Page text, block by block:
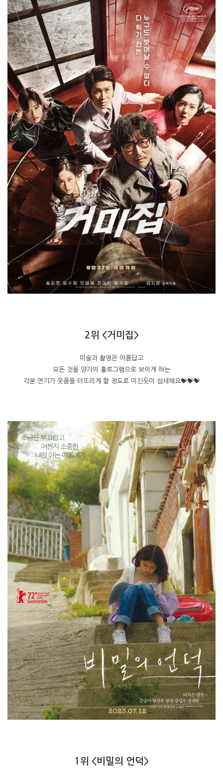
2위 <거미집>
미술과 촬영은 아름답고
모든 것을 양가의 홀로그램으로 보이게 하는
각본 연기가 웃픔을 터뜨리게 할 정도로 미친듯이 섬세해요💝💝💝
1위 <비밀의 언덕>